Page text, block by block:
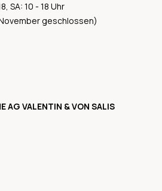
SA: 10 - 18 Uhr
geschlossen)
AG VALENTIN & VON SALIS